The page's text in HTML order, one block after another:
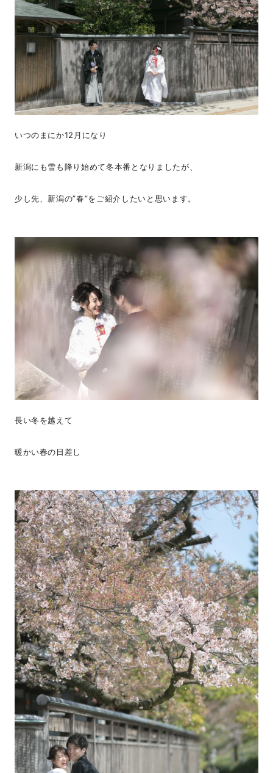
いつのまにか12月になり
新潟にも雪も降り始めて冬本番となりましたが、
少し先、新潟の”春”をご紹介したいと思います。
長い冬を越えて
暖かい春の日差し